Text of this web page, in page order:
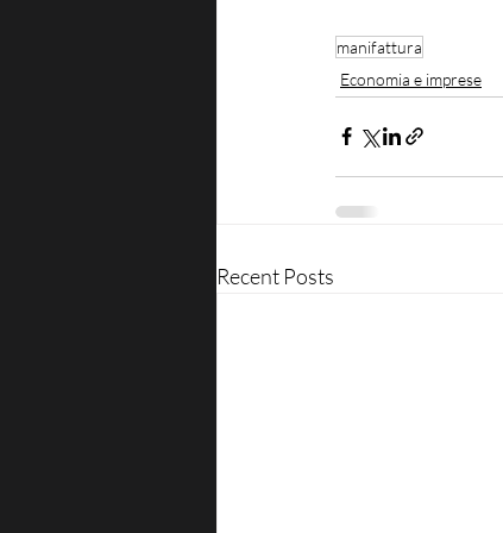
manifattura
Economia e imprese
Recent Posts